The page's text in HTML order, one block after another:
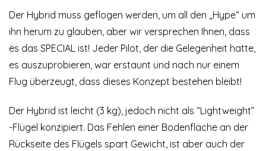
Der Hybrid muss geflogen werden, um all den „Hype“ um
ihn herum zu glauben, aber wir versprechen Ihnen, dass
es das SPECIAL ist! Jeder Pilot, der die Gelegenheit hatte,
es auszuprobieren, war erstaunt und nach nur einem
Flug überzeugt, dass dieses Konzept bestehen bleibt!
Der Hybrid ist leicht (3 kg), jedoch nicht als “Lightweight”
-Flügel konzipiert. Das Fehlen einer Bodenfläche an der
Rückseite des Flügels spart Gewicht, ist aber auch der